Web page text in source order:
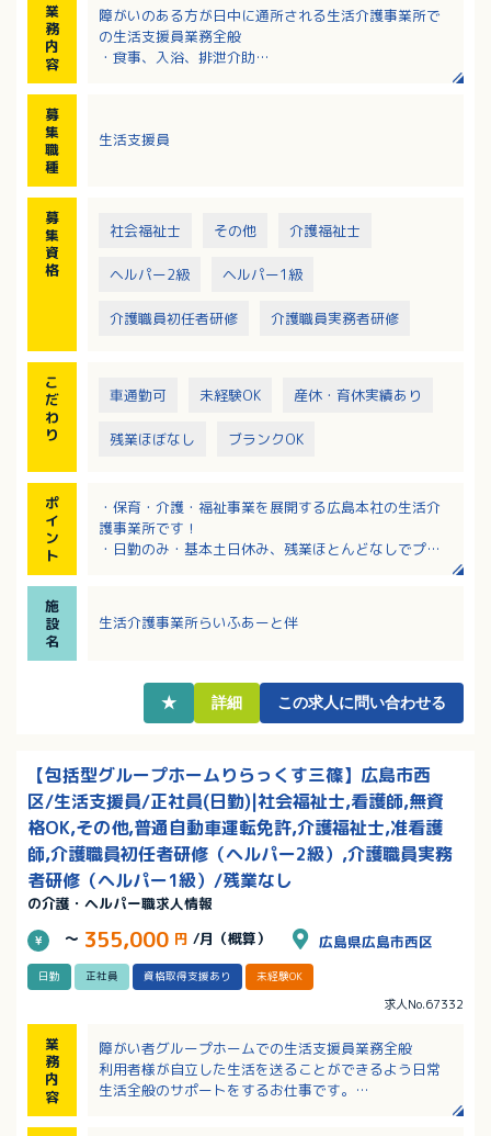
業
務
内
容
障がいのある方が日中に通所される生活介護事業所で
の生活支援員業務全般
・食事、入浴、排泄介助
・活動記録の記入や書類作成、事務作業 など
募
集
職
種
生活支援員
募
集
資
格
社会福祉士 その他 介護福祉士
ヘルパー2級 ヘルパー1級
介護職員初任者研修 介護職員実務者研修
こ
だ
わ
り
車通勤可 未経験OK 産休・育休実績あり
残業ほぼなし ブランクOK
ポ
イ
ン
ト
・保育・介護・福祉事業を展開する広島本社の生活介
護事業所です！
・日勤のみ・基本土日休み、残業ほとんどなしでプラ
です
・生活支援員として未経験の方、ブランクのある方も
施
設
名
生活介護事業所らいふあーと伴
★ 詳細 この求人に問い合わせる
【包括型グループホームりらっくす三篠】広島市西
区/生活支援員/正社員(日勤)|社会福祉士,看護師,無資
格OK,その他,普通自動車運転免許,介護福祉士,准看護
師,介護職員初任者研修（ヘルパー2級）,介護職員実務
者研修（ヘルパー1級）/残業なし
の介護・ヘルパー職求人情報
～ 355,000 円 /月（概算） 広島県広島市西区
日勤 正社員 資格取得支援あり 未経験OK
求人No.67332
業
務
内
容
障がい者グループホームでの生活支援員業務全般
利用者様が自立した生活を送ることができるよう日常
生活全般のサポートをするお仕事です。